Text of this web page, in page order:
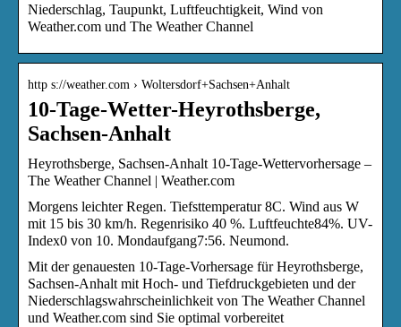
Niederschlag, Taupunkt, Luftfeuchtigkeit, Wind von
Weather.com und The Weather Channel
http s://weather.com › Woltersdorf+Sachsen+Anhalt
10-Tage-Wetter-Heyrothsberge,
Sachsen-Anhalt
Heyrothsberge, Sachsen-Anhalt 10-Tage-Wettervorhersage –
The Weather Channel | Weather.com
Morgens leichter Regen. Tiefsttemperatur 8C. Wind aus W
mit 15 bis 30 km/h. Regenrisiko 40 %. Luftfeuchte84%. UV-
Index0 von 10. Mondaufgang7:56. Neumond.
Mit der genauesten 10-Tage-Vorhersage für Heyrothsberge,
Sachsen-Anhalt mit Hoch- und Tiefdruckgebieten und der
Niederschlagswahrscheinlichkeit von The Weather Channel
und Weather.com sind Sie optimal vorbereitet